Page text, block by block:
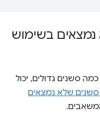
בשימוש
סשנים גדולים, יכול
שלא נמצאים